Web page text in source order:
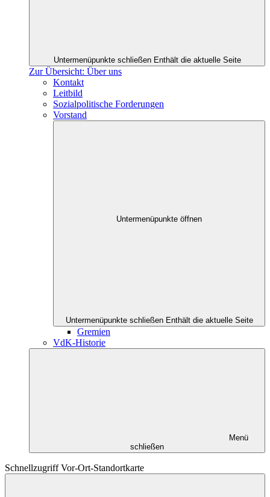
Untermenüpunkte schließen Enthält die aktuelle Seite
Zur Übersicht: Über uns
Kontakt
Leitbild
Sozialpolitische Forderungen
Vorstand
Untermenüpunkte öffnen
Untermenüpunkte schließen Enthält die aktuelle Seite
Gremien
VdK-Historie
Menü
schließen
Schnellzugriff Vor-Ort-Standortkarte